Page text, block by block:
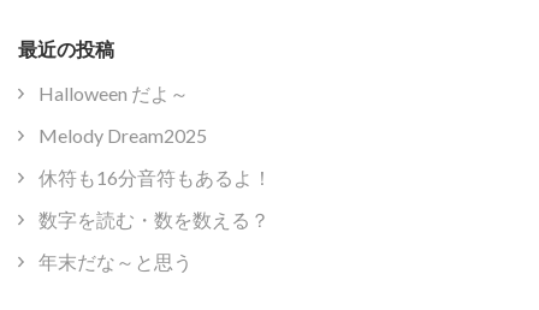
最近の投稿
Halloween だよ～
Melody Dream2025
休符も16分音符もあるよ！
数字を読む・数を数える？
年末だな～と思う